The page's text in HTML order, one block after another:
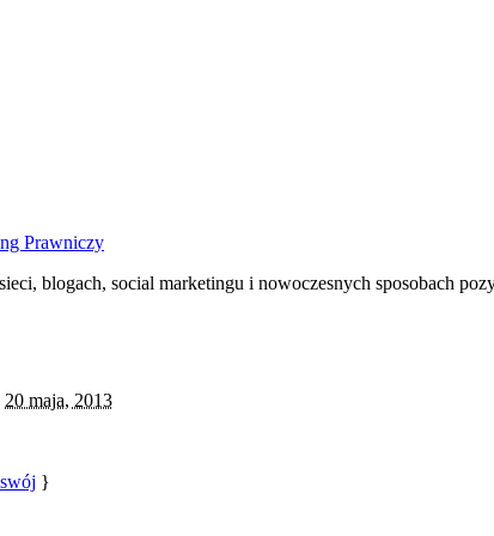
Prawniczy
blogach, social marketingu i nowoczesnych sposobach
20 maja, 2013
}